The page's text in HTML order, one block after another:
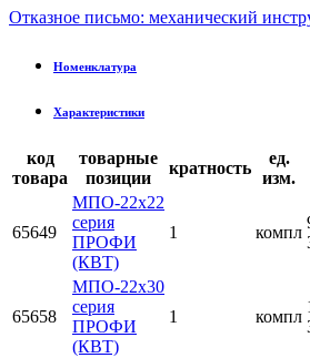
Отказное письмо: механический
Номенклатура
Характеристики
код
товара
товарные
позиции
кратность
ед.
изм.
65649
МПО-22х22
серия
ПРОФИ
(КВТ)
1 компл
65658
МПО-22х30
серия
ПРОФИ
(КВТ)
1 компл